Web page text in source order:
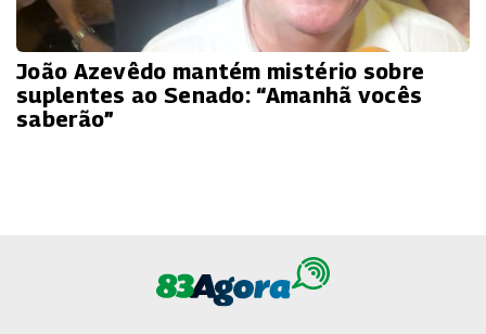
João Azevêdo mantém mistério sobre
suplentes ao Senado: “Amanhã vocês
saberão”